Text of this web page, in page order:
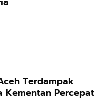
Terdampak
Kementan Percepat